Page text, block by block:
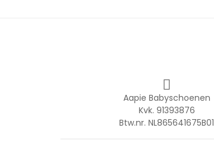

Aapie Babyschoenen
Kvk. 91393876
Btw.nr. NL865641675B01